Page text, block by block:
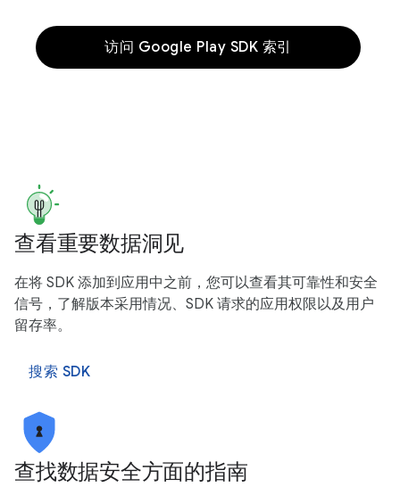
访问 Google Play SDK 索引
查看重要数据洞见
在将 SDK 添加到应用中之前，您可以查看其可靠性和安全
信号，了解版本采用情况、SDK 请求的应用权限以及用户
留存率。
搜索 SDK
查找数据安全方面的指南